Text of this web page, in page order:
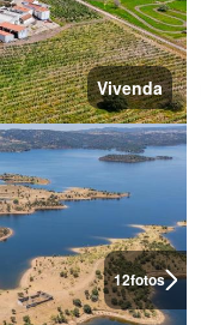
Vivenda
12fotos